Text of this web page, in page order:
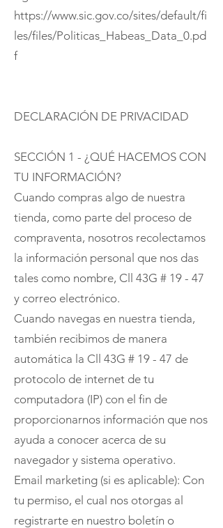
https://www.sic.gov.co/sites/default/fi
les/files/Politicas_Habeas_Data_0.pd
f
DECLARACIÓN DE PRIVACIDAD
SECCIÓN 1 - ¿QUÉ HACEMOS CON
TU INFORMACIÓN?
Cuando compras algo de nuestra
tienda, como parte del proceso de
compraventa, nosotros recolectamos
la información personal que nos das
tales como nombre, Cll 43G # 19 - 47
y correo electrónico.
Cuando navegas en nuestra tienda,
también recibimos de manera
automática la Cll 43G # 19 - 47 de
protocolo de internet de tu
computadora (IP) con el fin de
proporcionarnos información que nos
ayuda a conocer acerca de su
navegador y sistema operativo.
Email marketing (si es aplicable): Con
tu permiso, el cual nos otorgas al
registrarte en nuestro boletín o